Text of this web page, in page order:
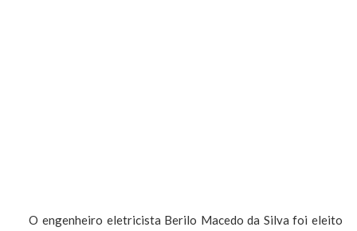
O engenheiro eletricista Berilo Macedo da Silva foi eleito